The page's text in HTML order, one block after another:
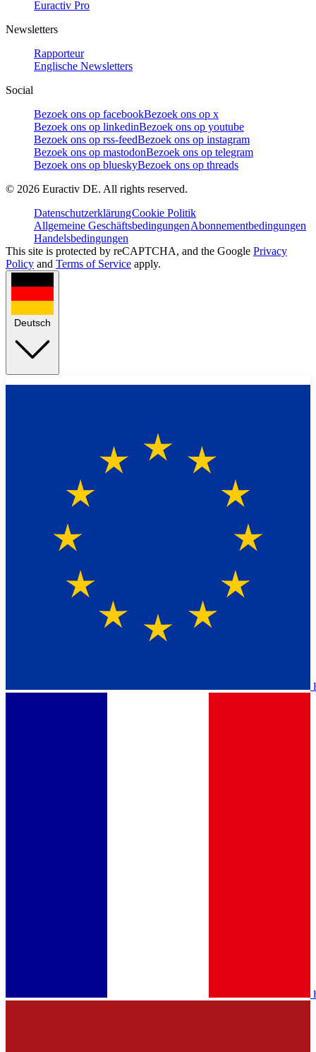
Euractiv Pro
Newsletters
Rapporteur
Englische Newsletters
Social
Bezoek ons op facebookBezoek ons op x
Bezoek ons op linkedinBezoek ons op youtube
Bezoek ons op rss-feedBezoek ons op instagram
Bezoek ons op mastodonBezoek ons op telegram
Bezoek ons op blueskyBezoek ons op threads
© 2026 Euractiv DE. All rights reserved.
DatenschutzerklärungCookie Politik
Allgemeine GeschäftsbedingungenAbonnementbedingungen
Handelsbedingungen
This site is protected by reCAPTCHA, and the Google Privacy
Policy and Terms of Service apply.
Deutsch